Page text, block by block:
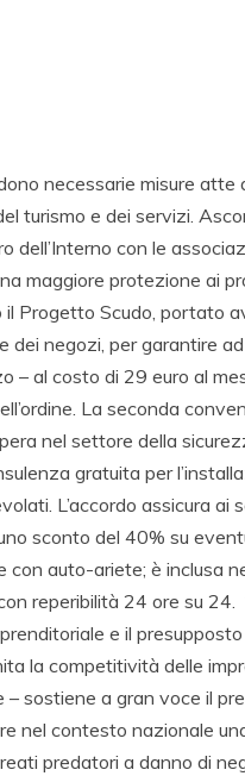
necessarie misure atte
turismo e dei servizi.
dell’Interno con le
maggiore protezione ai
Progetto Scudo, portato
dei negozi, per garantire
– al costo di 29 euro al
La seconda
nel settore della
gratuita per
L’accordo assicura ai
sconto del 40% su
auto-ariete; è inclusa
reperibilità 24 ore su 24.
e il
la competitività delle
sostiene a gran voce il
nel contesto nazionale
predatori a danno di